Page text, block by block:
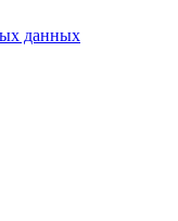
данных